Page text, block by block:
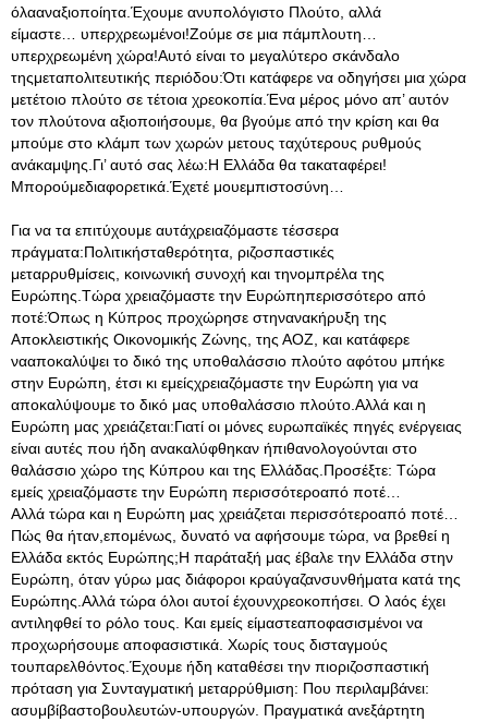
όλααναξιοποίητα.Έχουμε ανυπολόγιστο Πλούτο, αλλά
είμαστε… υπερχρεωμένοι!Ζούμε σε μια πάμπλουτη…
υπερχρεωμένη χώρα!Αυτό είναι το μεγαλύτερο σκάνδαλο
τηςμεταπολιτευτικής περιόδου:Ότι κατάφερε να οδηγήσει μια χώρα
μετέτοιο πλούτο σε τέτοια χρεοκοπία.Ένα μέρος μόνο απ’ αυτόν
τον πλούτονα αξιοποιήσουμε, θα βγούμε από την κρίση και θα
μπούμε στο κλάμπ των χωρών μετους ταχύτερους ρυθμούς
ανάκαμψης.Γι’ αυτό σας λέω:Η Ελλάδα θα τακαταφέρει!
Μπορούμεδιαφορετικά.Έχετέ μουεμπιστοσύνη…
Για να τα επιτύχουμε αυτάχρειαζόμαστε τέσσερα
πράγματα:Πολιτικήσταθερότητα, ριζοσπαστικές
μεταρρυθμίσεις, κοινωνική συνοχή και τηνομπρέλα της
Ευρώπης.Τώρα χρειαζόμαστε την Ευρώπηπερισσότερο από
ποτέ:Όπως η Κύπρος προχώρησε στηνανακήρυξη της
Αποκλειστικής Οικονομικής Ζώνης, της ΑΟΖ, και κατάφερε
νααποκαλύψει το δικό της υποθαλάσσιο πλούτο αφότου μπήκε
στην Ευρώπη, έτσι κι εμείςχρειαζόμαστε την Ευρώπη για να
αποκαλύψουμε το δικό μας υποθαλάσσιο πλούτο.Αλλά και η
Ευρώπη μας χρειάζεται:Γιατί οι μόνες ευρωπαϊκές πηγές ενέργειας
είναι αυτές που ήδη ανακαλύφθηκαν ήπιθανολογούνται στο
θαλάσσιο χώρο της Κύπρου και της Ελλάδας.Προσέξτε: Τώρα
εμείς χρειαζόμαστε την Ευρώπη περισσότεροαπό ποτέ…
Αλλά τώρα και η Ευρώπη μας χρειάζεται περισσότεροαπό ποτέ…
Πώς θα ήταν,επομένως, δυνατό να αφήσουμε τώρα, να βρεθεί η
Ελλάδα εκτός Ευρώπης;Η παράταξή μας έβαλε την Ελλάδα στην
Ευρώπη, όταν γύρω μας διάφοροι κραύγαζανσυνθήματα κατά της
Ευρώπης.Αλλά τώρα όλοι αυτοί έχουνχρεοκοπήσει. Ο λαός έχει
αντιληφθεί το ρόλο τους. Και εμείς είμαστεαποφασισμένοι να
προχωρήσουμε αποφασιστικά. Χωρίς τους δισταγμούς
τουπαρελθόντος.Έχουμε ήδη καταθέσει την πιοριζοσπαστική
πρόταση για Συνταγματική μεταρρύθμιση: Που περιλαμβάνει:
ασυμβίβαστοβουλευτών-υπουργών. Πραγματικά ανεξάρτητη